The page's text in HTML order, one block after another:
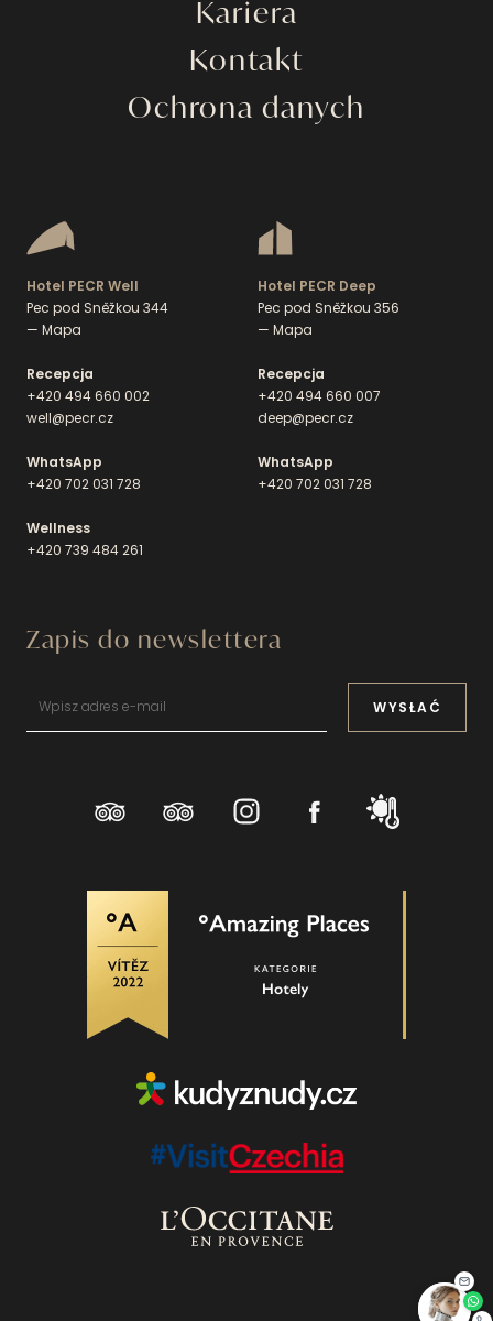
Kariera
Kontakt
Ochrona danych
Hotel PECR Well
Pec pod Sněžkou 344
— Mapa
Recepcja
+420 494 660 002
well@pecr.cz
WhatsApp
+420 702 031 728
Wellness
+420 739 484 261
Hotel PECR Deep
Pec pod Sněžkou 356
— Mapa
Recepcja
+420 494 660 007
deep@pecr.cz
WhatsApp
+420 702 031 728
Zapis do newslettera